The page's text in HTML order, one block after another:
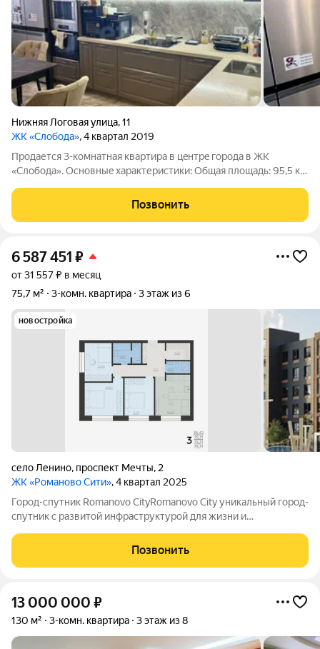
Нижняя Логовая улица,11
ЖК «Слобода», 4 квартал 2019
Пpодаетcя 3-комнатнaя квартира в цeнтрe города в ЖK
«Слoбoдa». Ocнoвныe xарактеpиcтики: Общaя плoщaдь: 95,5 кв.
кв. м. Этaж: 5 из 22 Год поcтpoйки: 2019 Плaнирoвкa: 1. В
квартирe три
Позвонить
6 587 451 ₽
от 31 557 ₽ в месяц
75,7 м²
3-комн. квартира 3 этаж из 6
новостройка
село Ленино, проспект Мечты, 2
ЖК «Романово Сити», 4 квартал 2025
Город-спутник Romanovo CityRomanovo City уникальный город-
спутник с развитой инфраструктурой для жизни и
расположен в 8 км от Липецка, общая площадь 100 га.
Перспективная численность населения
Позвонить
13 000 000 ₽
130 м² 3-комн. квартира 3 этаж из 8